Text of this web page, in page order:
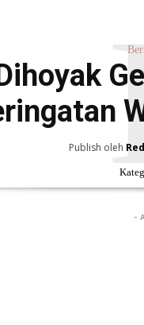
Publish oleh
-